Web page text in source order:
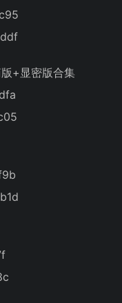
+显密版合集